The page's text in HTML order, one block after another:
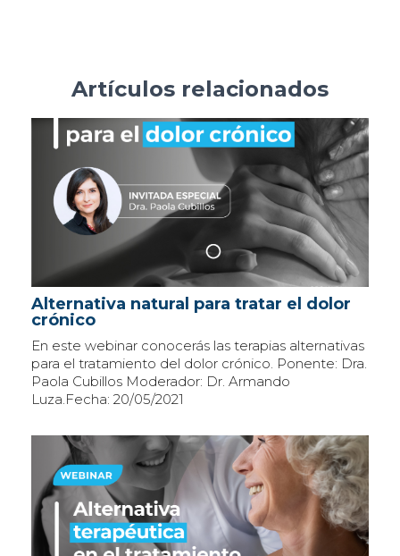
Artículos relacionados
Alternativa natural para tratar el dolor
crónico
En este webinar conocerás las terapias alternativas
para el tratamiento del dolor crónico. Ponente: Dra.
Paola Cubillos Moderador: Dr. Armando
Luza.Fecha: 20/05/2021